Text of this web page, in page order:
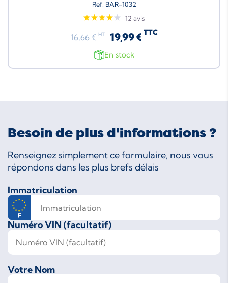
Ref. BAR-1032
12 avis
16,66 € HT 19,99 € TTC
En stock
Besoin de plus d'informations ?
Renseignez simplement ce formulaire, nous vous
répondons dans les plus brefs délais
Immatriculation
Numéro VIN (facultatif)
Votre Nom